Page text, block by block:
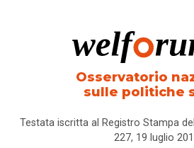
Osservatorio
sulle politiche
Testata iscritta al Registro Stampa
227, 19 luglio